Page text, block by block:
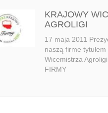
KRAJOWY
AGROLIGI
17 maja 2011
naszą firme
Wicemistrza
FIRMY